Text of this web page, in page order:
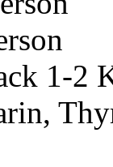
1-2